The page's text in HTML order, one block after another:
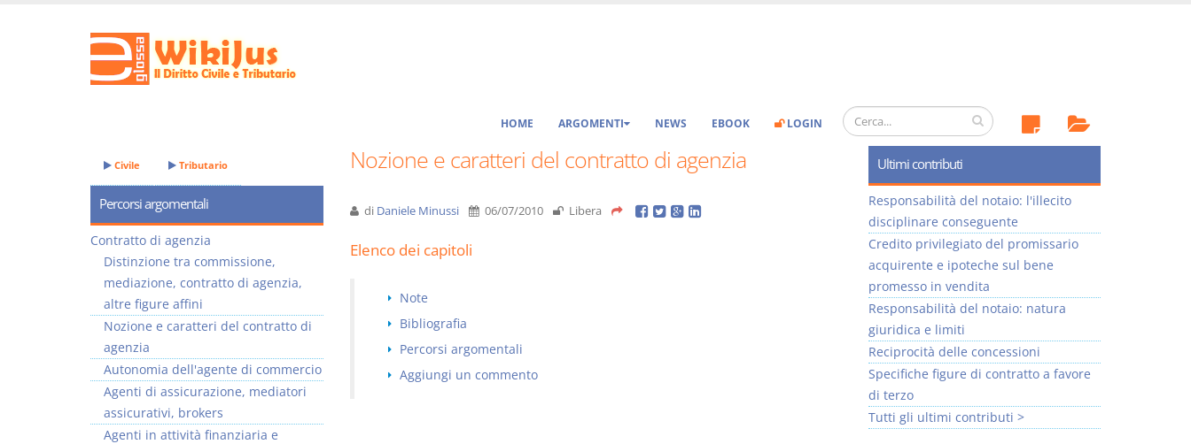
HOME ARGOMENTI NEWS EBOOK LOGIN
Nozione e caratteri del contratto di agenzia
di Daniele Minussi 06/07/2010 Libera
Elenco dei capitoli
Note
Bibliografia
Percorsi argomentali
Aggiungi un commento
Civile Tributario
Percorsi argomentali
Contratto di agenzia
Distinzione tra commissione,
mediazione, contratto di agenzia,
altre figure affini
Nozione e caratteri del contratto di
agenzia
Autonomia dell'agente di commercio
Agenti di assicurazione, mediatori
assicurativi, brokers
Agenti in attività finanziaria e
Ultimi contributi
Responsabilità del notaio: l'illecito
disciplinare conseguente
Credito privilegiato del promissario
acquirente e ipoteche sul bene
promesso in vendita
Responsabilità del notaio: natura
giuridica e limiti
Reciprocità delle concessioni
Specifiche figure di contratto a favore
di terzo
Tutti gli ultimi contributi >